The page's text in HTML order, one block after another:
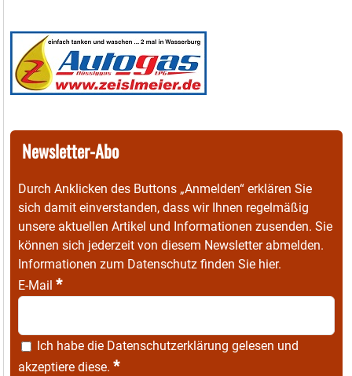
Newsletter-Abo
Durch Anklicken des Buttons „Anmelden“ erklären Sie
sich damit einverstanden, dass wir Ihnen regelmäßig
unsere aktuellen Artikel und Informationen zusenden. Sie
können sich jederzeit von diesem Newsletter abmelden.
Informationen zum Datenschutz finden Sie hier.
E-Mail *
Ich habe die Datenschutzerklärung gelesen und
akzeptiere diese. *